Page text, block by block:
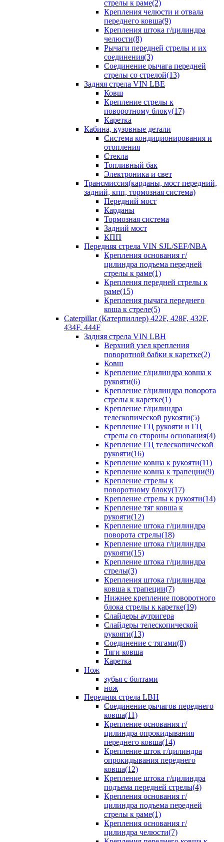
стрелы к раме(2)
Крепления челюсти и отвала
переднего ковша(9)
Крепления штока г/цилиндра
челюсти(8)
Рычаги передней стрелы и их
соединения(3)
Соединение рычага передней
стрелы со стрелой(13)
Задняя стрела VIN LBE
Ковш
Крепление стрелы к
поворотному блоку(17)
Каретка
Кабина, кузовные детали
Система кондиционирования и
отопления
Стекла
Топливный бак
Электроника и свет
Трансмиссия(карданы, мост передний,
задний, кпп, тормозная система)
Передний мост
Карданы
Тормозная система
Задний мост
КПП
Передняя стрела VIN SJL/SEF/NBA
Крепления основания г/
цилиндра подъема передней
стрелы к раме(1)
Крепления передней стрелы к
раме(15)
Крепления рычага переднего
коша к стреле(5)
Caterpillar (Катерпиллер) 422F, 428F, 432F,
434F, 444F
Задняя стрела VIN LBH
Верхний узел крепления
поворотной бабки к каретке(2)
Ковш
Крепление г/цилиндра ковша к
рукояти(6)
Крепление г/цилиндра поворота
стрелы к каретке(1)
Крепление г/цилиндра
телескопической рукояти(5)
Крепление ГЦ рукояти и ГЦ
стрелы со стороны основания(4)
Крепление ГЦ телескопической
рукояти(16)
Крепление ковша к рукояти(11)
Крепление ковша к трапеции(9)
Крепление стрелы к
поворотному блоку(17)
Крепление стрелы к рукояти(14)
Крепление тяг ковша к
рукояти(12)
Крепление штока г/цилиндра
поворота стрелы(18)
Крепление штока г/цилиндра
рукояти(15)
Крепление штока г/цилиндра
стрелы(3)
Крепления штока г/цилиндра
ковша к трапеции(7)
Нижнее крепление поворотного
блока стрелы к каретке(19)
Слайдеры аутригера
Слайдеры телескопической
рукояти(13)
Соединение с тягами(8)
Тяги ковша
Каретка
Нож
зубья с болтами
нож
Передняя стрела LBH
Cоединение рычагов переднего
ковша(11)
Крепление основания г/
цилиндра опрокидывания
переднего ковша(14)
Крепление шток г/цилиндра
опрокидывания переднего
ковша(12)
Крепление штока г/цилиндра
подъема передней стрелы(4)
Крепления основания г/
цилиндра подъема передней
стрелы к раме(1)
Крепления основания г/
цилиндра челюсти(7)